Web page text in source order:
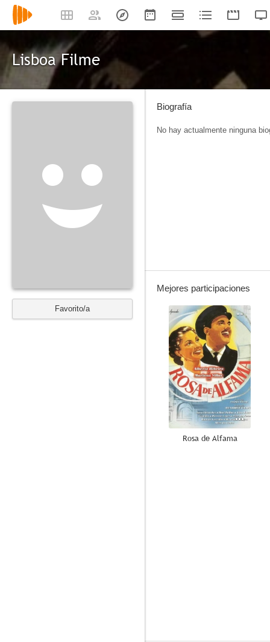
Lisboa Filme
Favorito/a
Biografía
No hay actualmente ninguna
Mejores participaciones
--
Rosa de Alfama